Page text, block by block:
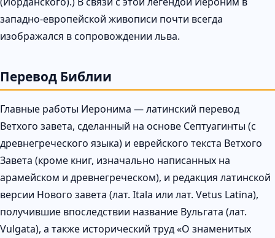
западно-европейской живописи почти всегда
изображался в сопровождении льва.
Перевод Библии
Главные работы Иеронима — латинский перевод
Ветхого завета, сделанный на основе Септуагинты (с
древнегреческого языка) и еврейского текста Ветхого
Завета (кроме книг, изначально написанных на
арамейском и древнегреческом), и редакция латинской
версии Нового завета (лат. Itala или лат. Vetus Latina),
получившие впоследствии название Вульгата (лат.
Vulgata), а также исторический труд «О знаменитых